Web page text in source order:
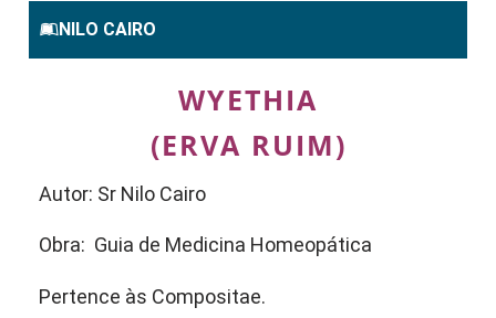
NILO CAIRO
WYETHIA
(ERVA RUIM)
Autor: Sr Nilo Cairo
Obra: Guia de Medicina Homeopática
Pertence às Compositae.